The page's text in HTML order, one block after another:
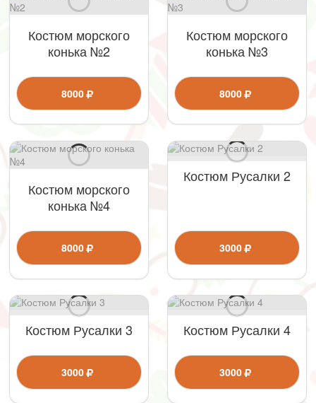
Костюм морского
конька №2
8000
Костюм морского
конька №3
8000
Костюм морского
конька №4
8000
Костюм Русалки 2
3000
Костюм Русалки 3
3000
Костюм Русалки 4
3000